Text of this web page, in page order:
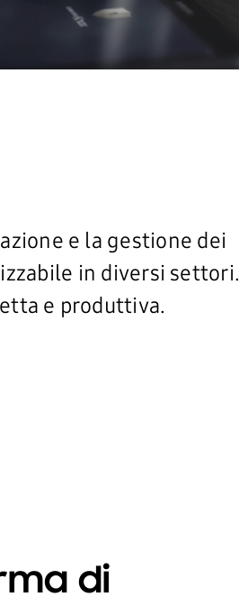
e la gestione dei
in diversi settori.
e produttiva.
di